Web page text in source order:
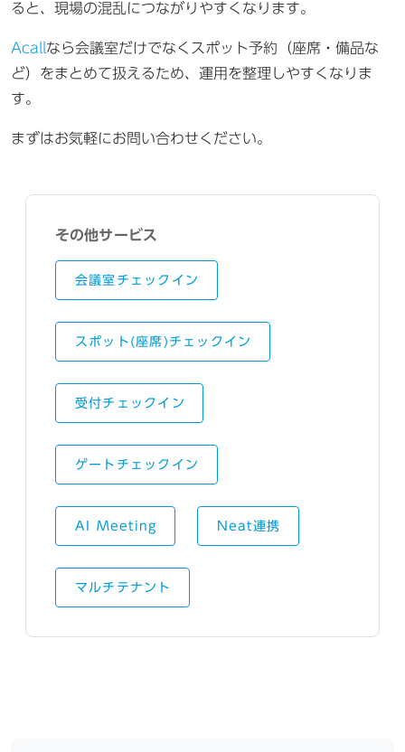
ると、現場の混乱につながりやすくなります。
Acall なら会議室だけでなくスポット予約（座席・備品な
ど）をまとめて扱えるため、運用を整理しやすくなりま
す。
まずはお気軽にお問い合わせください。
その他サービス
会議室チェックイン
スポット(座席)チェックイン
受付チェックイン
ゲートチェックイン
AI Meeting Neat連携
マルチテナント